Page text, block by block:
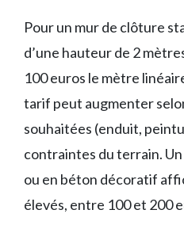
Pour un mur de clôture
d’une hauteur de 2
100 euros le mètre
tarif peut augmenter
souhaitées (enduit,
contraintes du terrain.
ou en béton décoratif
élevés, entre 100 et 200